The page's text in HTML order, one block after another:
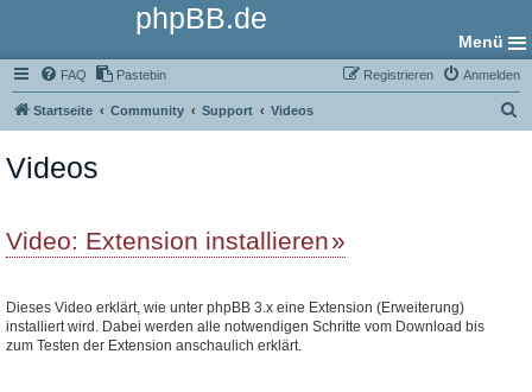
phpBB.de
Menü
FAQ Pastebin Anmelden
Registrieren
Startseite Community Support Videos
Videos
Video: Extension installieren
Dieses Video erklärt, wie unter phpBB 3.x eine Extension (Erweiterung)
installiert wird. Dabei werden alle notwendigen Schritte vom Download bis
zum Testen der Extension anschaulich erklärt.